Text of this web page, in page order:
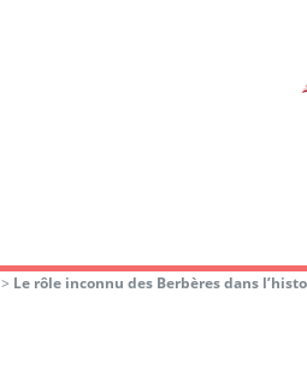
> Le rôle inconnu des Berbères dans